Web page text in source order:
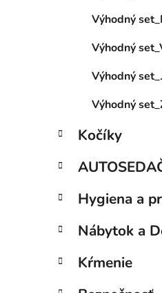
Výhodný
Výhodný
Výhodný
Výhodný
Kočíky
Hygiena a
Nábytok a
Kŕmenie